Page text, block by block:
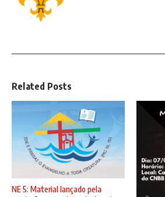
Related Posts
NE 5: Material lançado pela